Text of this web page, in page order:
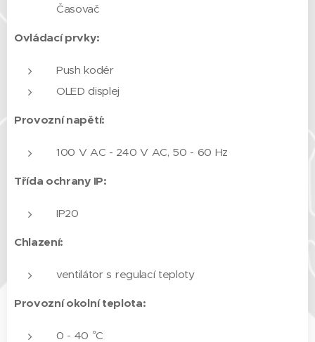
Časovač
Ovládací prvky:
Push kodér
OLED displej
Provozní napětí:
100 V AC - 240 V AC, 50 - 60 Hz
Třída ochrany IP:
IP20
Chlazení:
ventilátor s regulací teploty
Provozní okolní teplota:
0 - 40 °C